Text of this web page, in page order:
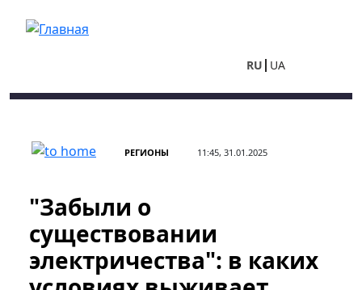
RU UA
РЕГИОНЫ 11:45, 31.01.2025
"Забыли о
существовании
электричества": в каких